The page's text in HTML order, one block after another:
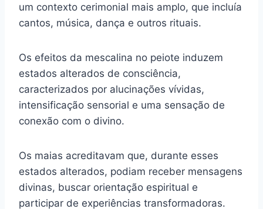
um contexto cerimonial mais amplo, que incluía
cantos, música, dança e outros rituais.
Os efeitos da mescalina no peiote induzem
estados alterados de consciência,
caracterizados por alucinações vívidas,
intensificação sensorial e uma sensação de
conexão com o divino.
Os maias acreditavam que, durante esses
estados alterados, podiam receber mensagens
divinas, buscar orientação espiritual e
participar de experiências transformadoras.